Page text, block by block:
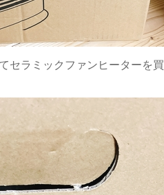
ラミックファンヒーターを買